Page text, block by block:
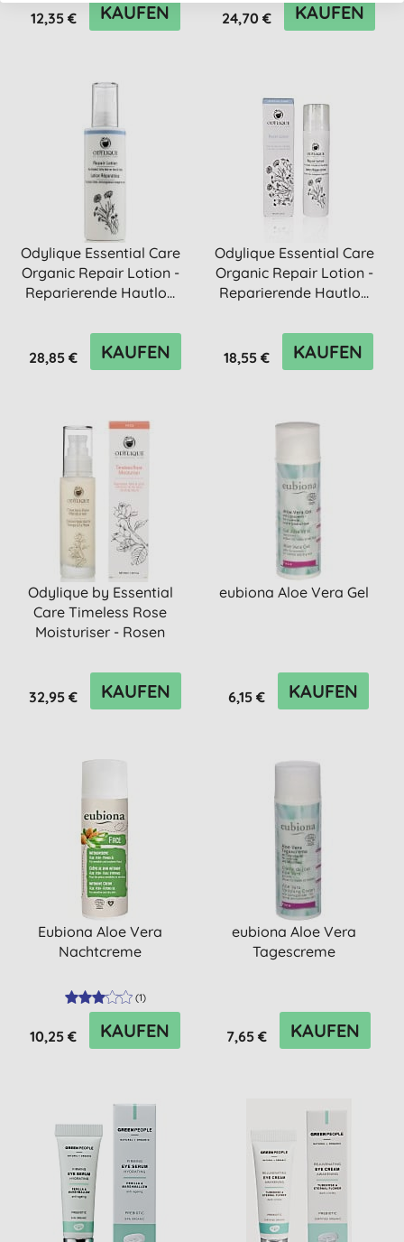
12,35 € KAUFEN 24,70 € KAUFEN
Odylique Essential Care
Organic Repair Lotion -
Reparierende Hautlo...
28,85 € KAUFEN
Odylique Essential Care
Organic Repair Lotion -
Reparierende Hautlo...
18,55 € KAUFEN
Odylique by Essential
Care Timeless Rose
Moisturiser - Rosen
32,95 € KAUFEN
eubiona Aloe Vera Gel
6,15 € KAUFEN
Eubiona Aloe Vera
Nachtcreme
(1)
10,25 € KAUFEN
eubiona Aloe Vera
Tagescreme
7,65 € KAUFEN